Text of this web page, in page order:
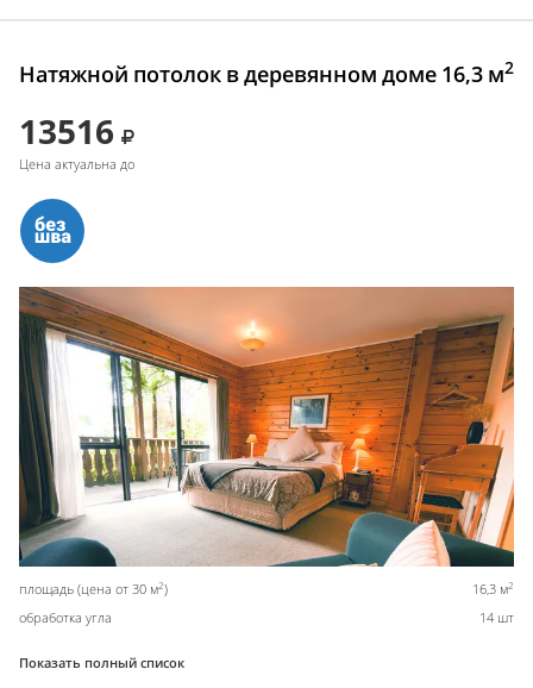
Натяжной потолок в деревянном доме 16,3 м2
13516
Цена актуальна до
площадь (цена от 30 м2) 16,3 м2
обработка угла 14 шт
Показать полный список